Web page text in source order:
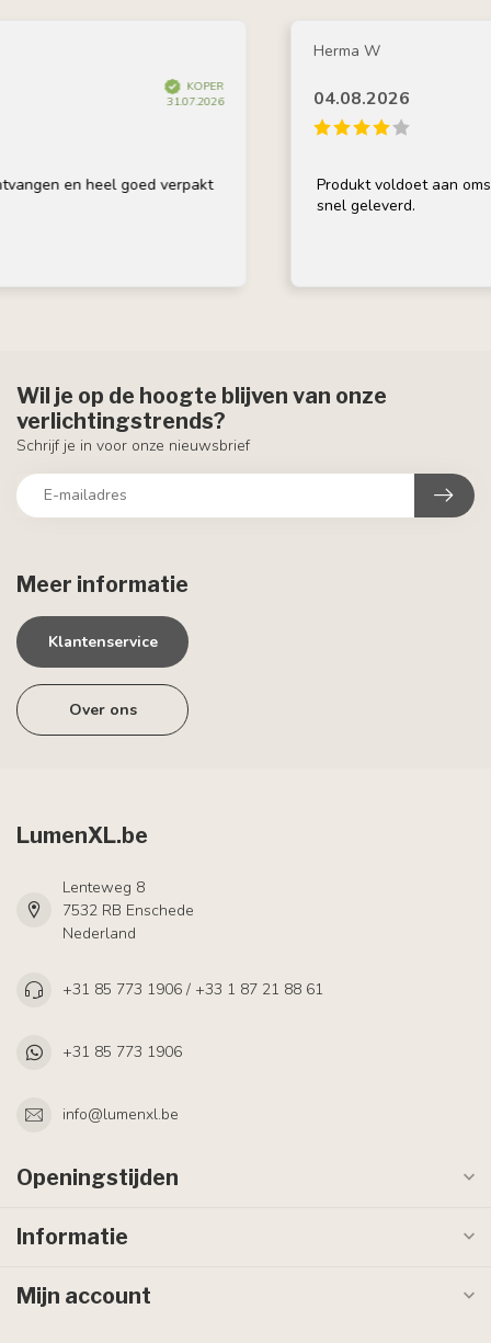
KOPER
31.07.2026
en heel goed verpakt
Herma W
04.08.2026
Produkt voldoet aan
snel geleverd.
Meer informatie
Klantenservice
Over ons
Wil je op de hoogte blijven van onze
verlichtingstrends?
Schrijf je in voor onze nieuwsbrief
LumenXL.be
Lenteweg 8
7532 RB Enschede
Nederland
+31 85 773 1906 / +33 1 87 21 88 61
+31 85 773 1906
info@lumenxl.be
Openingstijden
Informatie
Mijn account